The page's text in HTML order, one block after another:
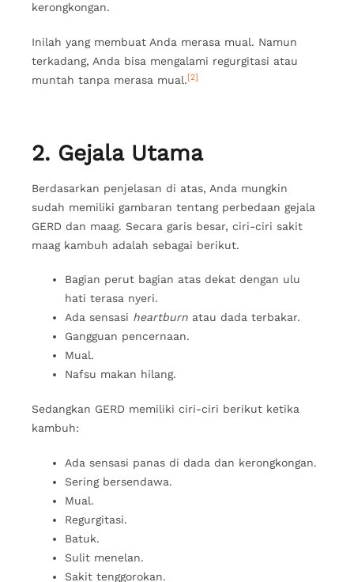
kerongkongan.
Inilah yang membuat Anda merasa mual. Namun
terkadang, Anda bisa mengalami regurgitasi atau
muntah tanpa merasa mual.[2]
2. Gejala Utama
Berdasarkan penjelasan di atas, Anda mungkin
sudah memiliki gambaran tentang perbedaan gejala
GERD dan maag. Secara garis besar, ciri-ciri sakit
maag kambuh adalah sebagai berikut.
Bagian perut bagian atas dekat dengan ulu
hati terasa nyeri.
Ada sensasi heartburn atau dada terbakar.
Gangguan pencernaan.
Mual.
Nafsu makan hilang.
Sedangkan GERD memiliki ciri-ciri berikut ketika
kambuh:
Ada sensasi panas di dada dan kerongkongan.
Sering bersendawa.
Mual.
Regurgitasi.
Batuk.
Sulit menelan.
Sakit tenggorokan.